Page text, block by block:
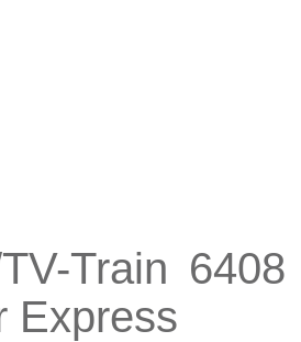
Train 6408
Express